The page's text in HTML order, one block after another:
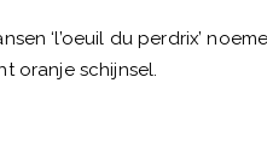
‘l’oeuil du perdrix’
oranje schijnsel.